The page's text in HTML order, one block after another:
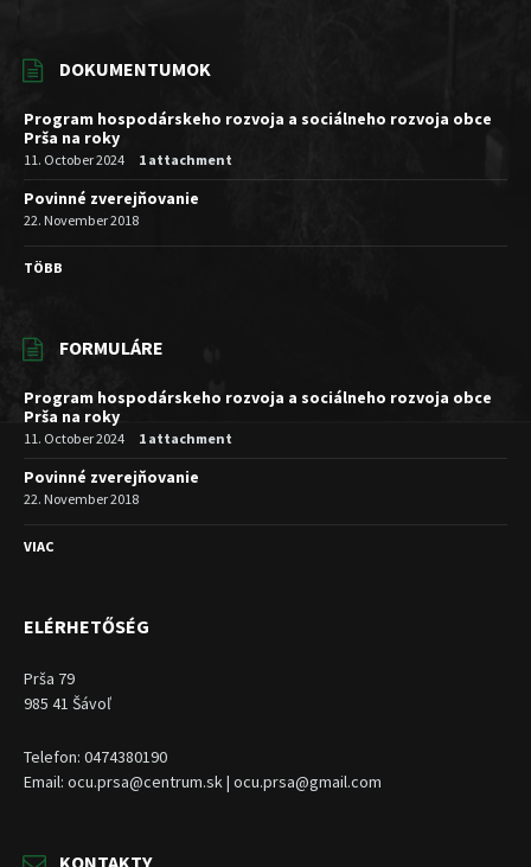
DOKUMENTUMOK
Program hospodárskeho rozvoja a sociálneho rozvoja obce
Prša na roky
11. October 2024 1 attachment
Povinné zverejňovanie
22. November 2018
TÖBB
FORMULÁRE
Program hospodárskeho rozvoja a sociálneho rozvoja obce
Prša na roky
11. October 2024 1 attachment
Povinné zverejňovanie
22. November 2018
VIAC
ELÉRHETŐSÉG
Prša 79
985 41 Šávoľ
Telefon: 0474380190
Email: ocu.prsa@centrum.sk | ocu.prsa@gmail.com
KONTAKTY